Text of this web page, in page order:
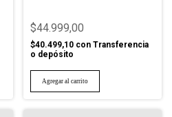
$44.999,00
$40.499,10 con Transferencia
o depósito